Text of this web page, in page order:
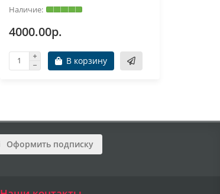
4000.00р.
В корзину
Оформить подписку